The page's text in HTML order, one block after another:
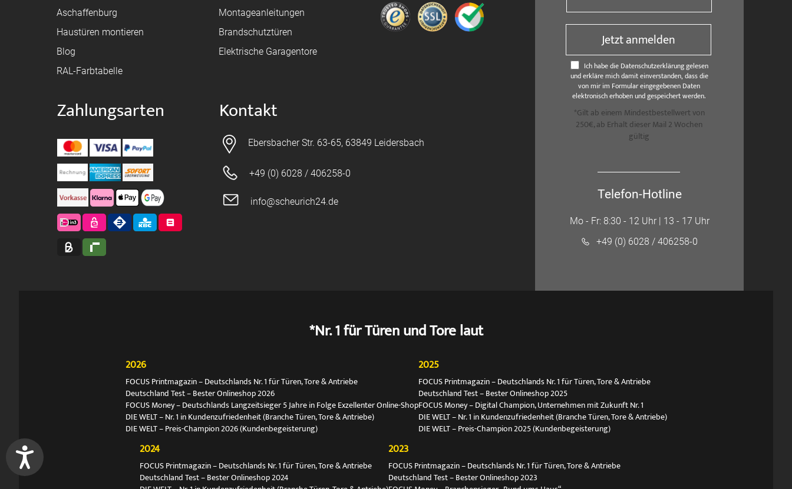
Aschaffenburg
Haustüren montieren
Blog
RAL-Farbtabelle
Montageanleitungen
Brandschutztüren
Elektrische Garagentore
Zahlungsarten Kontakt
Ebersbacher Str. 63-65, 63849 Leidersbach
+49 (0) 6028 / 406258-0
info@scheurich24.de
Jetzt anmelden
Ich habe die Datenschutzerklärung gelesen
und erkläre mich damit einverstanden, dass die
von mir im Formular eingegebenen Daten
elektronisch erhoben und gespeichert werden.
*Gilt ab einem Mindestbestellwert von
250€, ab Erhalt dieser Mail 2 Wochen
gültig
Telefon-Hotline
Mo - Fr: 8:30 - 12 Uhr | 13 - 17 Uhr
+49 (0) 6028 / 406258-0
*Nr. 1 für Türen und Tore laut
2026
FOCUS Printmagazin – Deutschlands Nr. 1 für Türen, Tore & Antriebe
Deutschland Test – Bester Onlineshop 2026
FOCUS Money – Deutschlands Langzeitsieger 5 Jahre in Folge Exzellenter Online-Shop
DIE WELT – Nr. 1 in Kundenzufriedenheit (Branche Türen, Tore & Antriebe)
DIE WELT – Preis-Champion 2026 (Kundenbegeisterung)
2025
FOCUS Printmagazin – Deutschlands Nr. 1 für Türen, Tore & Antriebe
Deutschland Test – Bester Onlineshop 2025
FOCUS Money – Digital Champion, Unternehmen mit Zukunft Nr. 1
DIE WELT – Nr. 1 in Kundenzufriedenheit (Branche Türen, Tore & Antriebe)
DIE WELT – Preis-Champion 2025 (Kundenbegeisterung)
2024
FOCUS Printmagazin – Deutschlands Nr. 1 für Türen, Tore & Antriebe
Deutschland Test – Bester Onlineshop 2024
2023
FOCUS Printmagazin – Deutschlands Nr. 1 für Türen, Tore & Antriebe
Deutschland Test – Bester Onlineshop 2023